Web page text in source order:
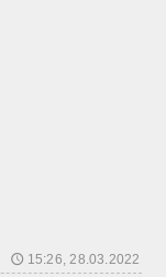
15:26, 28.03.2022